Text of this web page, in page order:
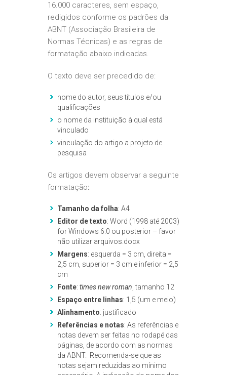
16.000 caracteres, sem espaço,
redigidos conforme os padrões da
ABNT (Associação Brasileira de
Normas Técnicas) e as regras de
formatação abaixo indicadas.
O texto deve ser precedido de:
nome do autor, seus títulos e/ou
qualificações
o nome da instituição à qual está
vinculado
vinculação do artigo a projeto de
pesquisa
Os artigos devem observar a seguinte
formatação:
Tamanho da folha: A4
Editor de texto: Word (1998 até 2003)
for Windows 6.0 ou posterior – favor
não utilizar arquivos.docx
Margens: esquerda = 3 cm, direita =
2,5 cm, superior = 3 cm e inferior = 2,5
cm
Fonte: times new roman, tamanho 12
Espaço entre linhas: 1,5 (um e meio)
Alinhamento: justificado
Referências e notas: As referências e
notas devem ser feitas no rodapé das
páginas, de acordo com as normas
da ABNT. Recomenda-se que as
notas sejam reduzidas ao mínimo